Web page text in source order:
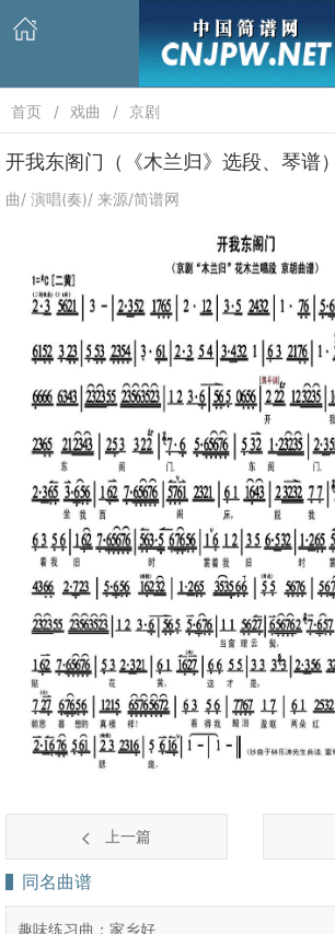
首页 戏曲 京剧
开我东阁门（《木兰归》选段、琴谱）
曲/ 演唱(奏)/ 来源/简谱网
上一篇
同名曲谱
趣味练习曲：家乡好